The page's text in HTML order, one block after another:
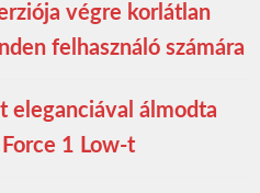
végre korlátlan
felhasználó számára
eleganciával álmodta
1 Low-t